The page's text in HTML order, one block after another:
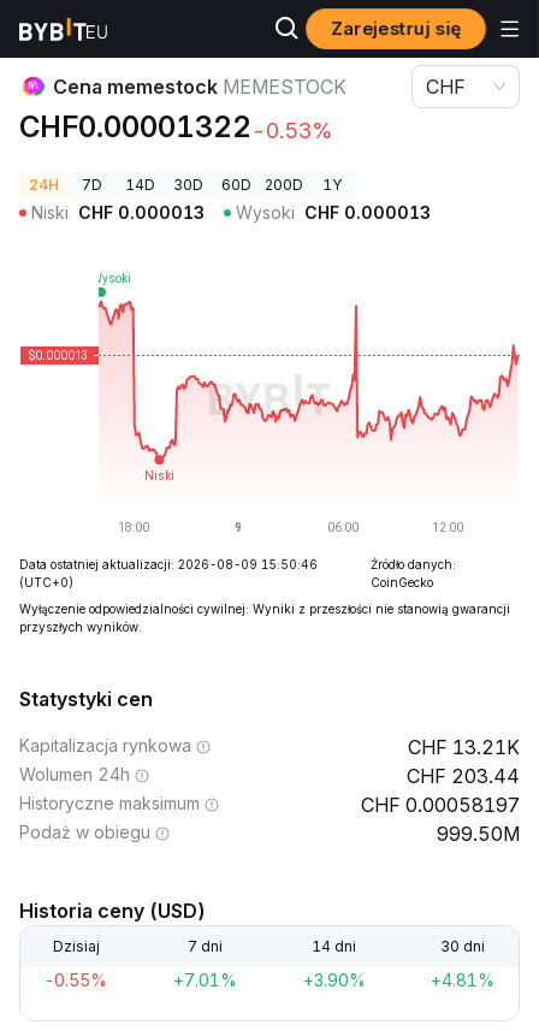
Zarejestruj się
Ceny kryptowalut Cena memestock MEMESTOCK
Cena memestock MEMESTOCK
CHF0.00001322 -0.53%
CHF
24H 7D 14D 30D 60D 200D 1Y
Niski CHF 0.000013 Wysoki CHF 0.000013
Data ostatniej aktualizacji: 2026-08-09 15:50:46
(UTC+0)
Źródło danych:
CoinGecko
Wyłączenie odpowiedzialności cywilnej: Wyniki z przeszłości nie stanowią gwarancji
przyszłych wyników.
Statystyki cen
Kapitalizacja rynkowa 13.21K
Wolumen 24h 203.44
Historyczne maksimum 0.00058197
Podaż w obiegu 999.50M
Historia ceny (USD)
Dzisiaj 7 dni 14 dni 30 dni
-0.55% +7.01% +3.90% +4.81%